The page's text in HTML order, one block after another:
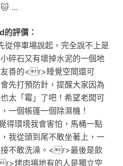
🐱 …
評價：
停車場說起，完全說不上是
碎石又有壞掉水泥的一個地
善的<r>睡覺空間還可
先打預防針，提醒大家因為
太「霉」了吧！希望老闆可
一個帳篷一個除濕機！
得環境我會害怕，馬桶一點
我從頭到尾不敢坐著上，一
不敢洗澡。<r>最後是飲
烤肉場地有的人是獨立空